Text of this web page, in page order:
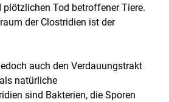
Tod betroffener Tiere.
der Clostridien ist der
auch den Verdauungstrakt
natürliche
sind Bakterien, die Sporen